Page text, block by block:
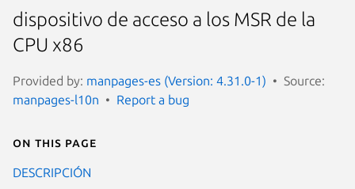
dispositivo de acceso a los MSR de la
CPU x86
Provided by: manpages-es (Version: 4.31.0-1)
Source:
manpages-l10n
Report a bug
On this page
DESCRIPCIÓN